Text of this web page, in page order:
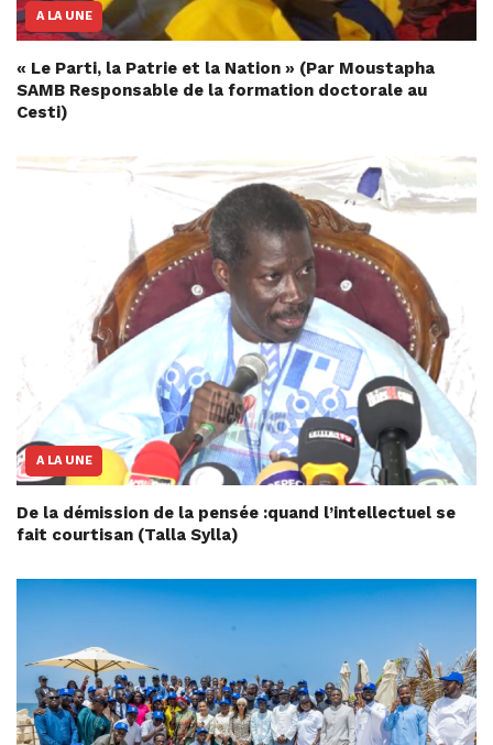
A LA UNE
« Le Parti, la Patrie et la Nation » (Par Moustapha
SAMB Responsable de la formation doctorale au
Cesti)
A LA UNE
De la démission de la pensée :quand l’intellectuel se
fait courtisan (Talla Sylla)